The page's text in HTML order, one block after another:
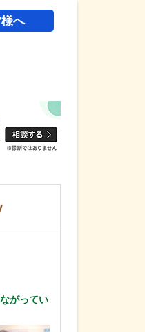
へ
がってい